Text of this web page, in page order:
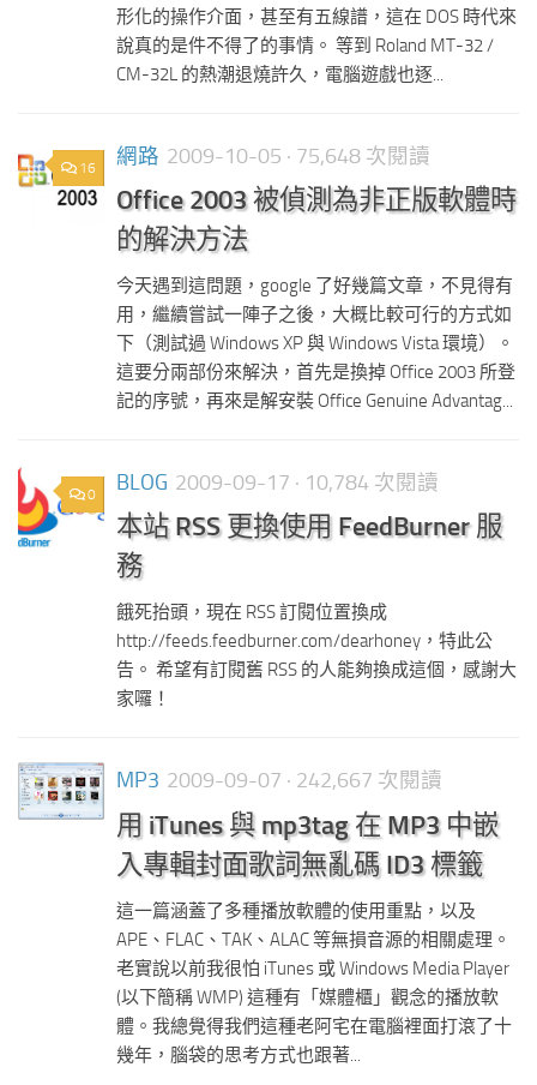
形化的操作介面，甚至有五線譜，這在 DOS 時代來
說真的是件不得了的事情。 等到 Roland MT-32 /
CM-32L 的熱潮退燒許久，電腦遊戲也逐...
16 網路 2009-10-05 · 75,648 次閱讀
Office 2003 被偵測為非正版軟體時
的解決方法
今天遇到這問題，google 了好幾篇文章，不見得有
用，繼續嘗試一陣子之後，大概比較可行的方式如
下（測試過 Windows XP 與 Windows Vista 環境）。
這要分兩部份來解決，首先是換掉 Office 2003 所登
記的序號，再來是解安裝 Office Genuine Advantag...
0 BLOG 2009-09-17 · 10,784 次閱讀
本站 RSS 更換使用 FeedBurner 服
務
餓死抬頭，現在 RSS 訂閱位置換成
http://feeds.feedburner.com/dearhoney，特此公
告。 希望有訂閱舊 RSS 的人能夠換成這個，感謝大
家囉！
MP3 2009-09-07 · 242,667 次閱讀
用 iTunes 與 mp3tag 在 MP3 中嵌
入專輯封面歌詞無亂碼 ID3 標籤
這一篇涵蓋了多種播放軟體的使用重點，以及
APE、FLAC、TAK、ALAC 等無損音源的相關處理。
老實說以前我很怕 iTunes 或 Windows Media Player
(以下簡稱 WMP) 這種有「媒體櫃」觀念的播放軟
體。我總覺得我們這種老阿宅在電腦裡面打滾了十
幾年，腦袋的思考方式也跟著...